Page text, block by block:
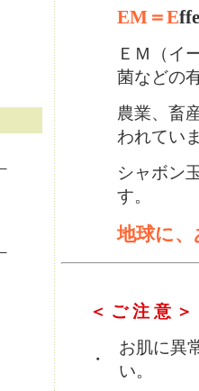
EM＝E
ＥＭ（イ
菌などの
農業、畜
われてい
シャボン
す。
地球に
＜ ご 注 意 ＞
・
お肌に異
い。